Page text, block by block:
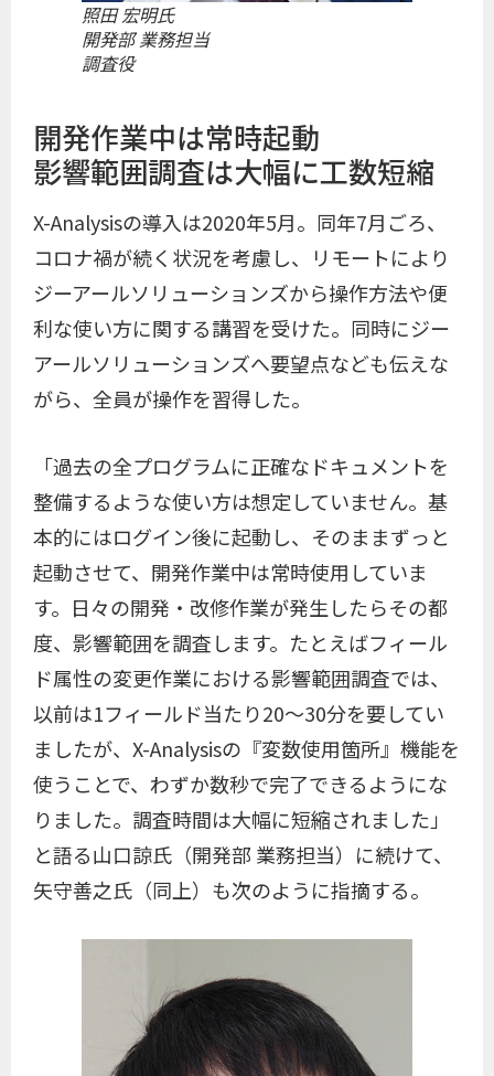
照田 宏明氏
開発部 業務担当
調査役
開発作業中は常時起動
影響範囲調査は大幅に工数短縮
X-Analysisの導入は2020年5月。同年7月ごろ、
コロナ禍が続く状況を考慮し、リモートにより
ジーアールソリューションズから操作方法や便
利な使い方に関する講習を受けた。同時にジー
アールソリューションズへ要望点なども伝えな
がら、全員が操作を習得した。
「過去の全プログラムに正確なドキュメントを
整備するような使い方は想定していません。基
本的にはログイン後に起動し、そのままずっと
起動させて、開発作業中は常時使用していま
す。日々の開発・改修作業が発生したらその都
度、影響範囲を調査します。たとえばフィール
ド属性の変更作業における影響範囲調査では、
以前は1フィールド当たり20～30分を要してい
ましたが、X-Analysisの『変数使用箇所』機能を
使うことで、わずか数秒で完了できるようにな
りました。調査時間は大幅に短縮されました」
と語る山口諒氏（開発部 業務担当）に続けて、
矢守善之氏（同上）も次のように指摘する。